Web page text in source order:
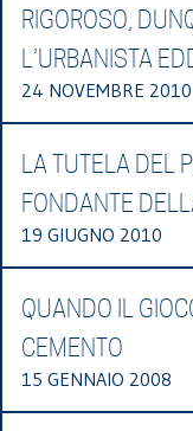
RIGOROSO,
L’URBANISTA
24 NOVEMBRE 2010
LA TUTELA DEL
FONDANTE
19 GIUGNO 2010
QUANDO IL
CEMENTO
15 GENNAIO 2008